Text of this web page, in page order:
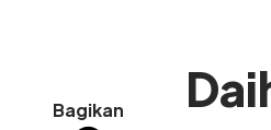
Bagikan